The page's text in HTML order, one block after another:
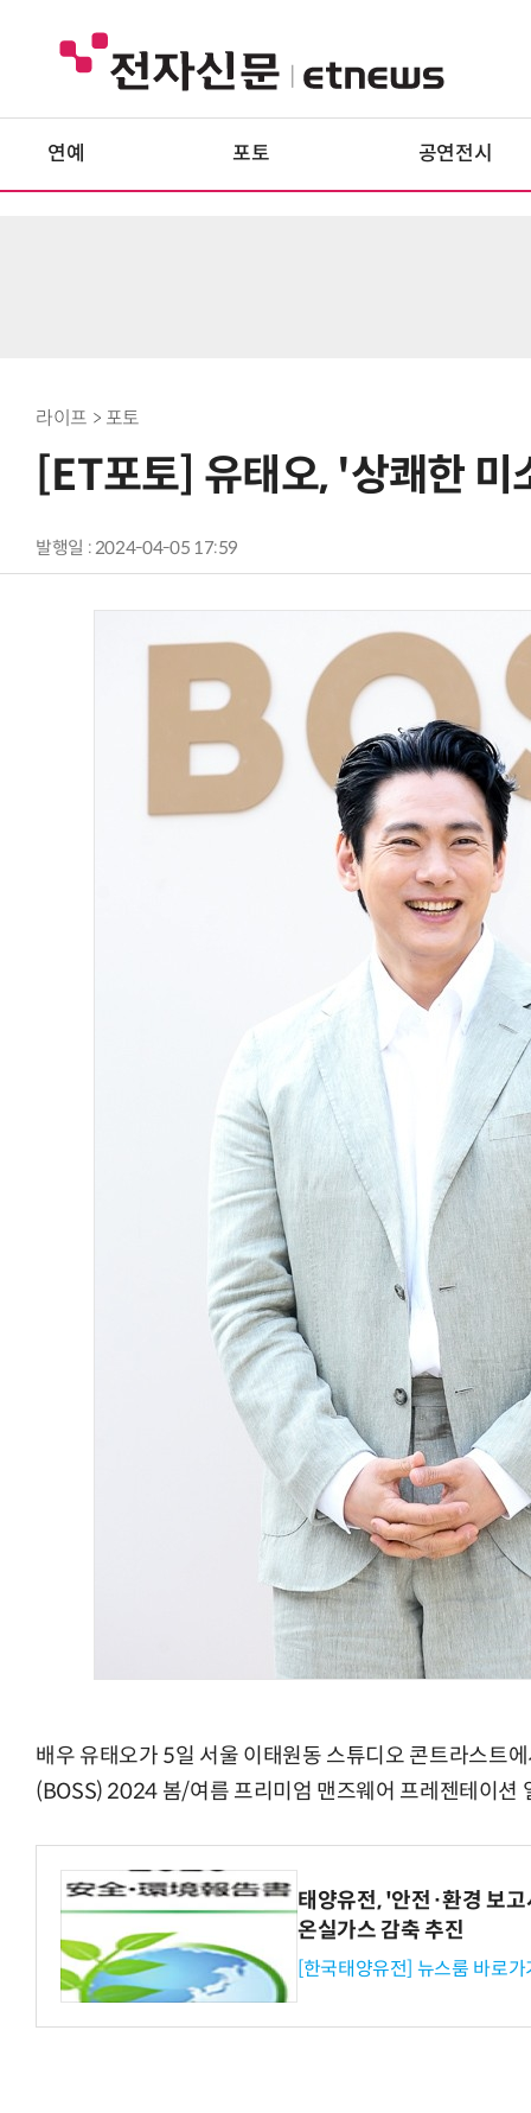
연예 포토 공연전시
라이프 > 포토
[ET포토] 유태오, '상쾌한 미
발행일 : 2024-04-05 17:59
배우 유태오가 5일 서울 이태원동 스튜디오 콘트라스트
(BOSS) 2024 봄/여름 프리미엄 맨즈웨어 프레젠테이션
태양유전, '안전·환경 보
온실가스 감축 추진
[한국태양유전] 뉴스룸 바로가